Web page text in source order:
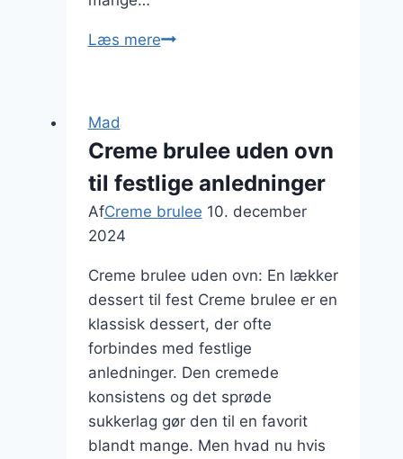
Læs mereHvordan
creme
brulee
hjemme
Mad
Creme brulee uden ovn
til festlige anledninger
AfCreme brulee 10. december
2024
Creme brulee uden ovn: En lækker
dessert til fest Creme brulee er en
klassisk dessert, der ofte
forbindes med festlige
anledninger. Den cremede
konsistens og det sprøde
sukkerlag gør den til en favorit
blandt mange. Men hvad nu hvis